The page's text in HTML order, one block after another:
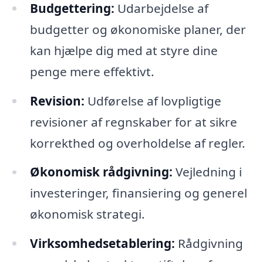
Budgettering: Udarbejdelse af
budgetter og økonomiske planer, der
kan hjælpe dig med at styre dine
penge mere effektivt.
Revision: Udførelse af lovpligtige
revisioner af regnskaber for at sikre
korrekthed og overholdelse af regler.
Økonomisk rådgivning: Vejledning i
investeringer, finansiering og generel
økonomisk strategi.
Virksomhedsetablering: Rådgivning